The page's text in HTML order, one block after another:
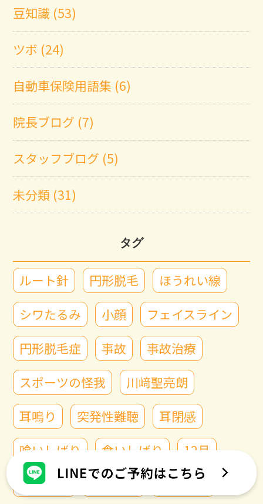
豆知識 (53)
ツボ (24)
自動車保険用語集 (6)
院長ブログ (7)
スタッフブログ (5)
未分類 (31)
タグ
ルート針 円形脱毛
ほうれい線
シワたるみ
小顔
フェイスライン
円形脱毛症
事故
事故治療
スポーツの怪我
川﨑聖亮朗
耳鳴り
突発性難聴
耳閉感
喰いしばり
食いしばり
12月
姿勢改善
スマホ首 ムチ打ち